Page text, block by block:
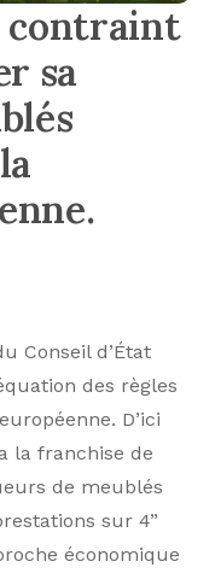
contraint
sa
Conseil d’État
des règles
D’ici
la franchise de
de meublés
sur 4”
économique